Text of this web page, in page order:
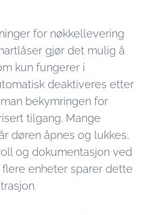
for nøkkellevering
gjør det mulig å
kun fungerer i
deaktiveres etter
bekymringen for
tilgang. Mange
døren åpnes og lukkes,
og dokumentasjon ved
enheter sparer dette